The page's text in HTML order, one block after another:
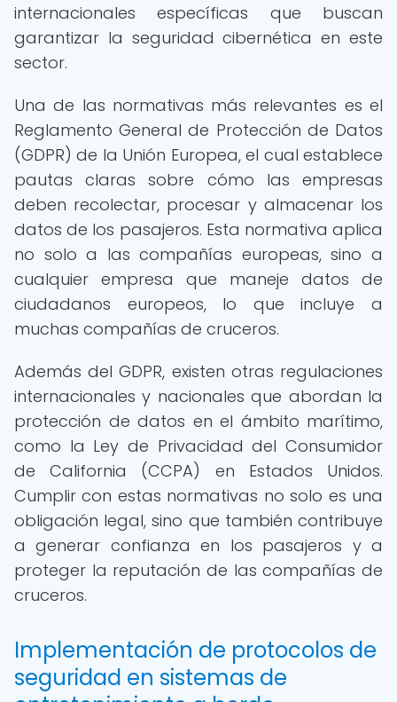
internacionales específicas que buscan
garantizar la seguridad cibernética en este
sector.
Una de las normativas más relevantes es el
Reglamento General de Protección de Datos
(GDPR) de la Unión Europea, el cual establece
pautas claras sobre cómo las empresas
deben recolectar, procesar y almacenar los
datos de los pasajeros. Esta normativa aplica
no solo a las compañías europeas, sino a
cualquier empresa que maneje datos de
ciudadanos europeos, lo que incluye a
muchas compañías de cruceros.
Además del GDPR, existen otras regulaciones
internacionales y nacionales que abordan la
protección de datos en el ámbito marítimo,
como la Ley de Privacidad del Consumidor
de California (CCPA) en Estados Unidos.
Cumplir con estas normativas no solo es una
obligación legal, sino que también contribuye
a generar confianza en los pasajeros y a
proteger la reputación de las compañías de
cruceros.
Implementación de protocolos de
seguridad en sistemas de